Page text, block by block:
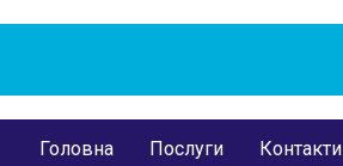
Головна Послуги Контакти